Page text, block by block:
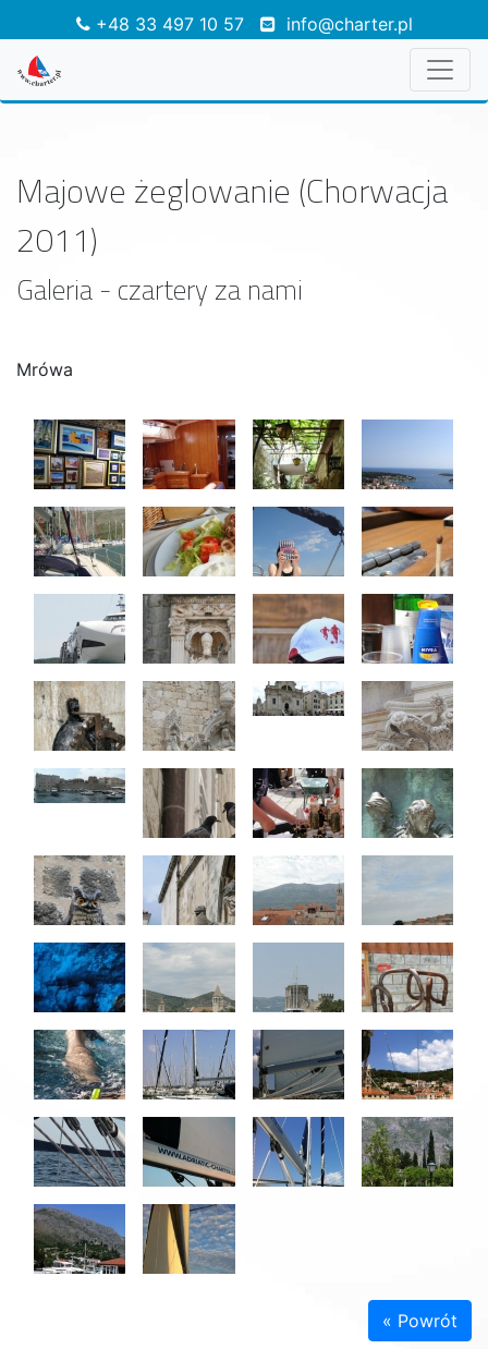
+48 33 497 10 57 info@charter.pl
Majowe żeglowanie (Chorwacja
2011)
Galeria - czartery za nami
Mrówa
« Powrót